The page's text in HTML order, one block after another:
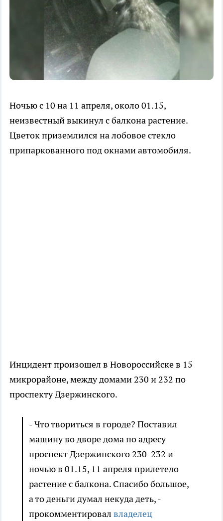
Ночью с 10 на 11 апреля, около 01.15,
неизвестный выкинул с балкона растение.
Цветок приземлился на лобовое стекло
припаркованного под окнами автомобиля.
Инцидент произошел в Новороссийске в 15
микрорайоне, между домами 230 и 232 по
проспекту Дзержинского.
- Что твориться в городе? Поставил
машину во дворе дома по адресу
проспект Дзержинского 230-232 и
ночью в 01.15, 11 апреля прилетело
растение с балкона. Спасибо большое,
а то деньги думал некуда деть, -
прокомментировал владелец